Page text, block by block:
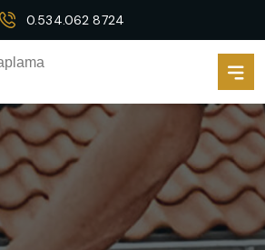
0.534.062 8724